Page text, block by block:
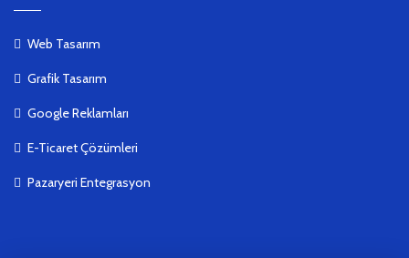
Web Tasarım
Grafik Tasarım
Google Reklamları
E-Ticaret Çözümleri
Pazaryeri Entegrasyon